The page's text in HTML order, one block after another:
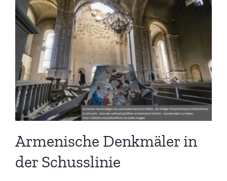
Armenische Denkmäler in
der Schusslinie